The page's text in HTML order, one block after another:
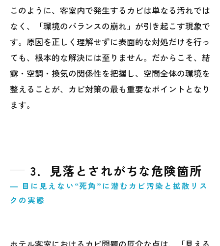
このように、客室内で発生するカビは単なる汚れでは
なく、「環境のバランスの崩れ」が引き起こす現象で
す。原因を正しく理解せずに表面的な対処だけを行っ
ても、根本的な解決には至りません。だからこそ、結
露・空調・換気の関係性を把握し、空間全体の環境を
整えることが、カビ対策の最も重要なポイントとなり
ます。
3．見落とされがちな危険箇所
― 目に見えない“死角”に潜むカビ汚染と拡散リス
クの実態